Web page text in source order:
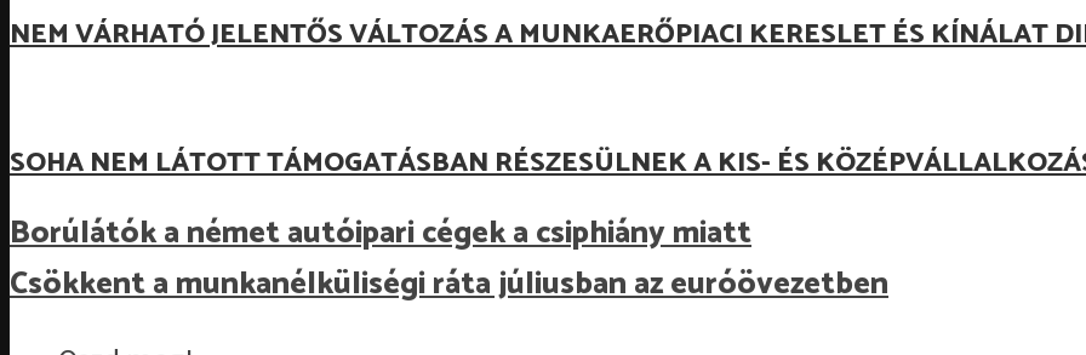
NEM VÁRHATÓ JELENTŐS VÁLTOZÁS A MUNKAERŐPIACI KERESLET ÉS KÍNÁLAT
SOHA NEM LÁTOTT TÁMOGATÁSBAN RÉSZESÜLNEK A KIS- ÉS
Borúlátók a német autóipari cégek a csiphiány miatt
Csökkent a munkanélküliségi ráta júliusban az euróövezetben